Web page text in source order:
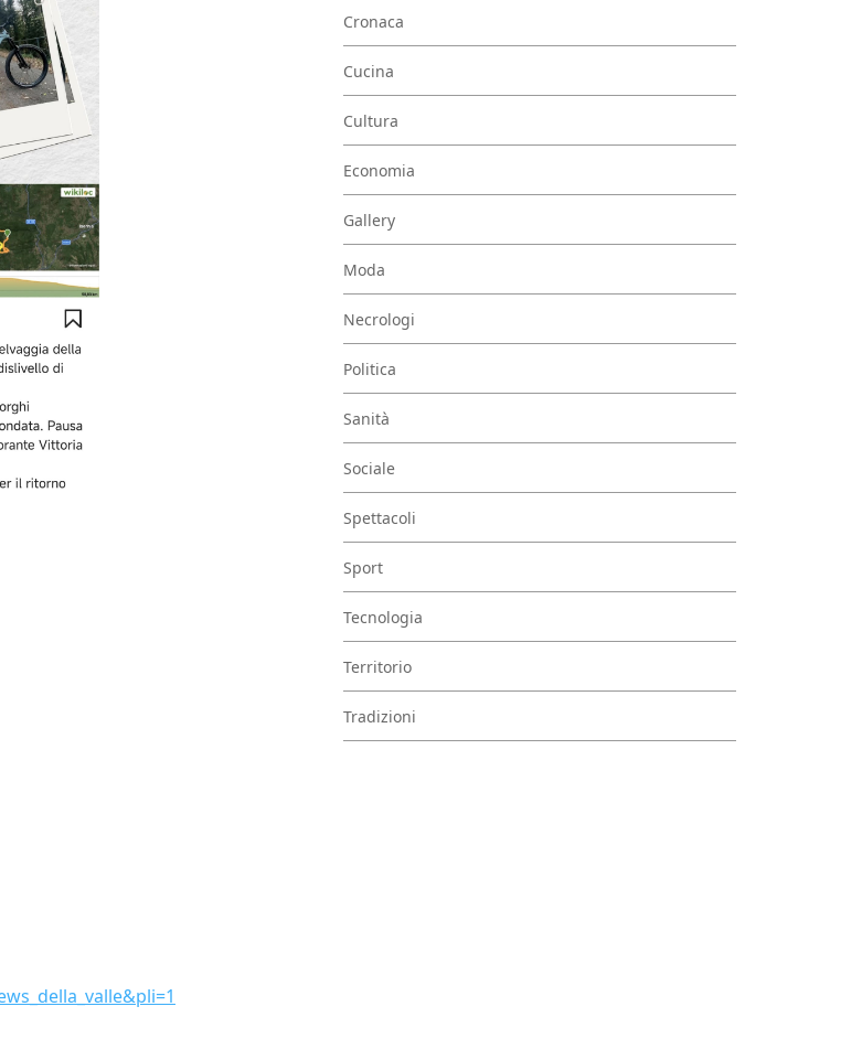
Cronaca
Cucina
Cultura
Economia
Gallery
Moda
Necrologi
Politica
Sanità
Sociale
Spettacoli
Sport
Tecnologia
Territorio
Tradizioni